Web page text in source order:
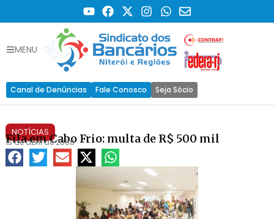
MENU
Canal de Denúncias Fale Conosco Seja Sócio
NOTÍCIAS
Fila em Cabo Frio: multa de R$ 500 mil
13 de abril de 2008